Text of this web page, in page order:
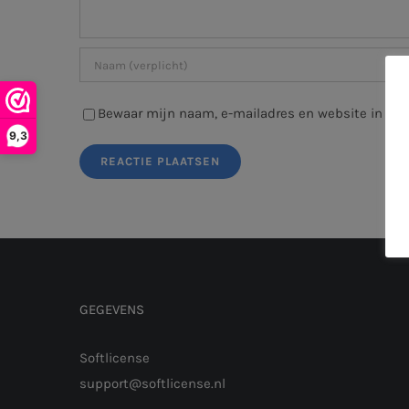
9,3
Bewaar mijn naam, e-mailadres en website in
GEGEVENS
Softlicense
support@softlicense.nl